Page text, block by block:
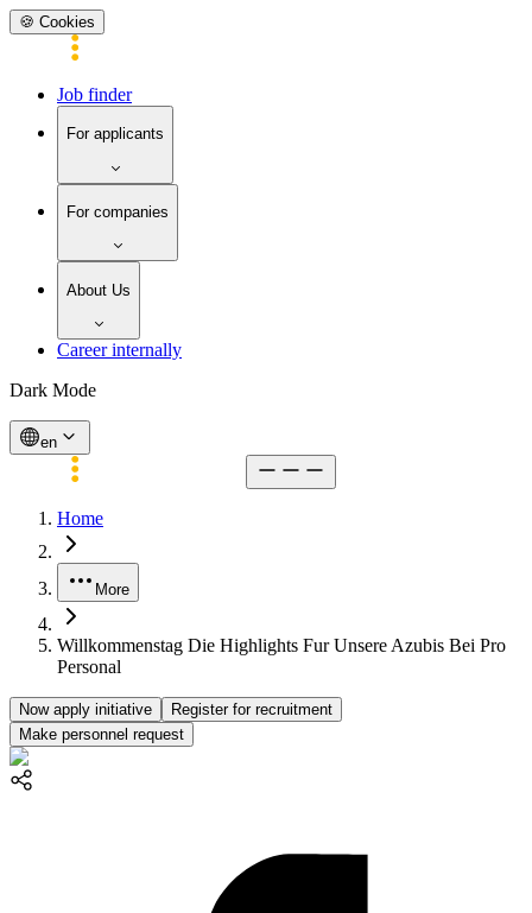
🍪 Cookies
Job finder
For applicants
For companies
About Us
Career internally
Dark Mode
en
Home
More
Willkommenstag Die Highlights Fur Unsere Azubis Bei Pro
Personal
Now apply initiative
Register for recruitment
Make personnel request